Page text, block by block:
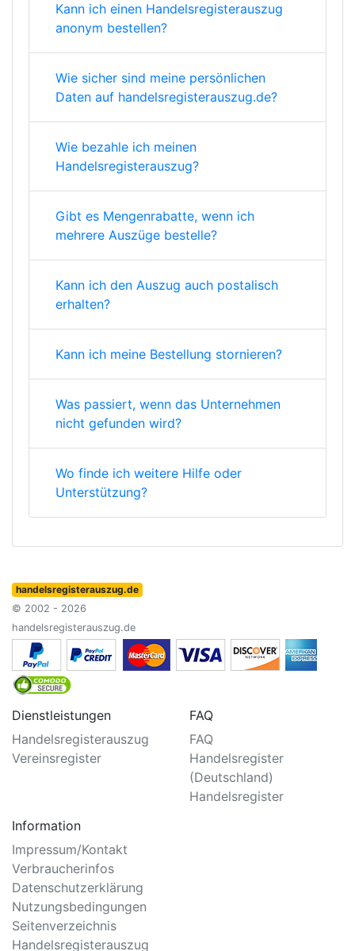
Kann ich einen Handelsregisterauszug
anonym bestellen?
Wie sicher sind meine persönlichen
Daten auf handelsregisterauszug.de?
Wie bezahle ich meinen
Handelsregisterauszug?
Gibt es Mengenrabatte, wenn ich
mehrere Auszüge bestelle?
Kann ich den Auszug auch postalisch
erhalten?
Kann ich meine Bestellung stornieren?
Was passiert, wenn das Unternehmen
nicht gefunden wird?
Wo finde ich weitere Hilfe oder
Unterstützung?
handelsregisterauszug.de
© 2002 - 2026
handelsregisterauszug.de
Dienstleistungen
Handelsregisterauszug
Vereinsregister
FAQ
FAQ
Handelsregister
(Deutschland)
Handelsregister
Information
Impressum/Kontakt
Verbraucherinfos
Datenschutzerklärung
Nutzungsbedingungen
Seitenverzeichnis
Handelsregisterauszug